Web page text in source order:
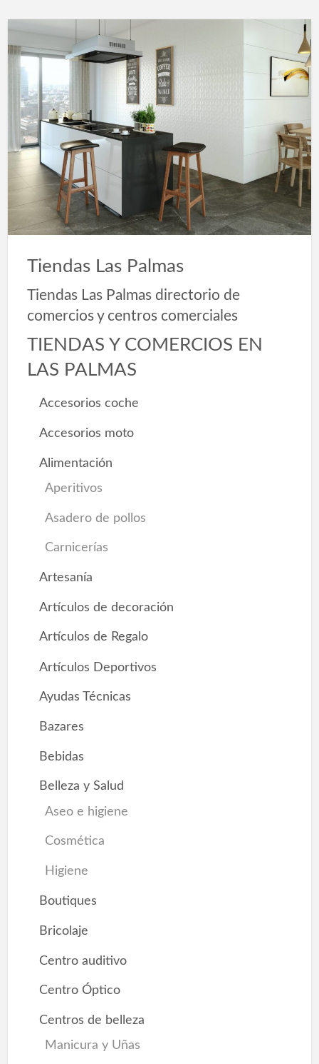
Tiendas Las Palmas
Tiendas Las Palmas directorio de
comercios y centros comerciales
TIENDAS Y COMERCIOS EN
LAS PALMAS
Accesorios coche
Accesorios moto
Alimentación
Aperitivos
Asadero de pollos
Carnicerías
Artesanía
Artículos de decoración
Artículos de Regalo
Artículos Deportivos
Ayudas Técnicas
Bazares
Bebidas
Belleza y Salud
Aseo e higiene
Cosmética
Higiene
Boutiques
Bricolaje
Centro auditivo
Centro Óptico
Centros de belleza
Manicura y Uñas